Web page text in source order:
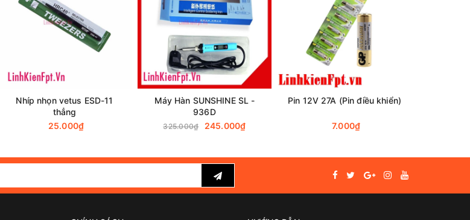
Nhíp nhọn vetus ESD-11
thẳng
25.000₫
Máy Hàn SUNSHINE SL -
936D
325.000₫ 245.000₫
Pin 12V 27A (Pin điều khiển)
7.000₫